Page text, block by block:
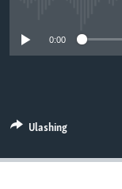
XABARLAR
TELEGRAM
0:00
Ulashing